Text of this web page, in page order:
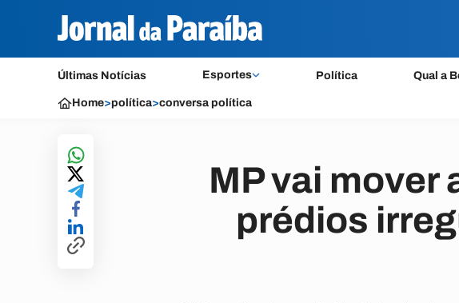
Últimas Notícias Esportes Política Qual a
Home>política>conversa política
MP vai
prédios